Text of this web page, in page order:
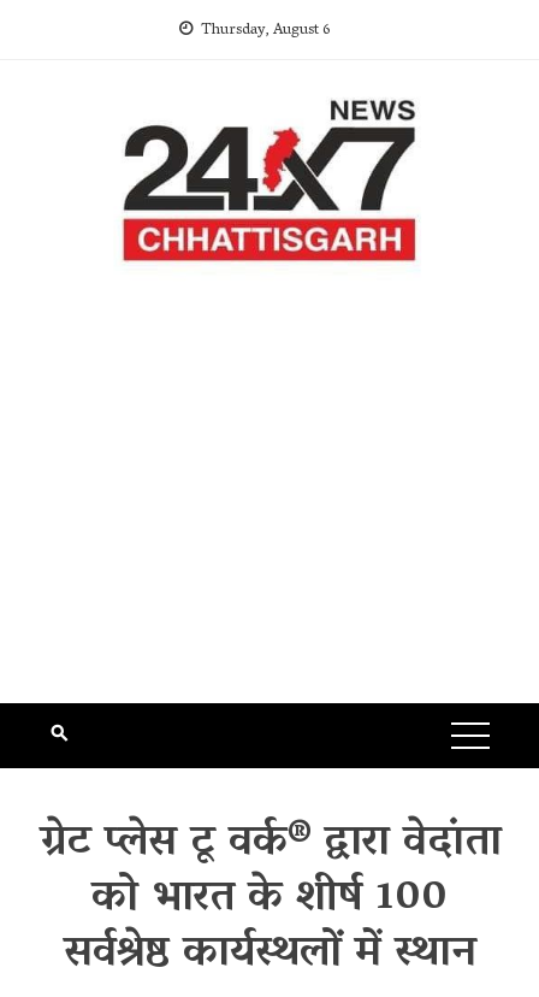
Thursday, August 6
​ग्रेट प्लेस टू वर्क® द्वारा वेदांता
को भारत के शीर्ष 100
सर्वश्रेष्ठ कार्यस्थलों में स्थान